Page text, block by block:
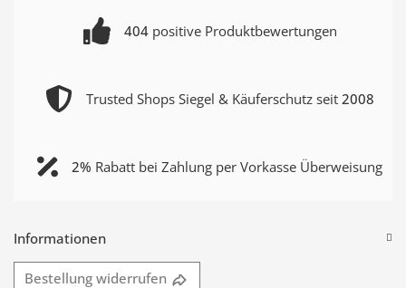
404positive Produktbewertungen
Trusted Shops Siegel & Käuferschutz seit 2008
2% Rabatt bei Zahlung per Vorkasse Überweisung
Informationen
Bestellung widerrufen